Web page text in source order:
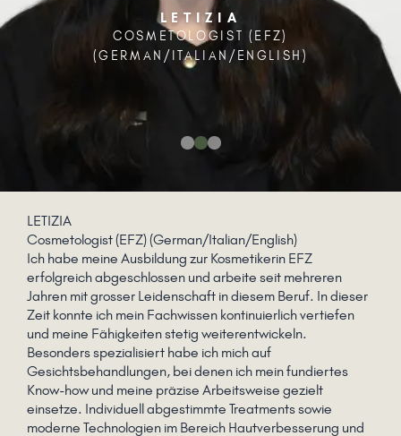
LETIZIA
COSMETOLOGIST (EFZ)
(GERMAN/ITALIAN/ENGLISH)
LETIZIA
Cosmetologist (EFZ) (German/Italian/English)
Ich habe meine Ausbildung zur Kosmetikerin EFZ
erfolgreich abgeschlossen und arbeite seit mehreren
Jahren mit grosser Leidenschaft in diesem Beruf. In dieser
Zeit konnte ich mein Fachwissen kontinuierlich vertiefen
und meine Fähigkeiten stetig weiterentwickeln.
Besonders spezialisiert habe ich mich auf
Gesichtsbehandlungen, bei denen ich mein fundiertes
Know-how und meine präzise Arbeitsweise gezielt
einsetze. Individuell abgestimmte Treatments sowie
moderne Technologien im Bereich Hautverbesserung und